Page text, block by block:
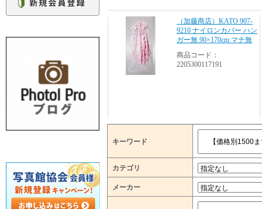
（加藤商店）KATO 907-
9210 ナイロンカバー ハン
ガー無 90×170cm マチ無
商品コード：
2205300117191
キーワード
カテゴリ
メーカー